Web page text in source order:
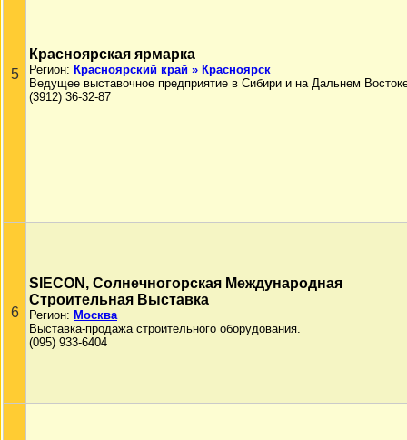
5
Красноярская ярмарка
Регион: Красноярский край » Красноярск
Ведущее выставочное предприятие в Сибири и на Дальнем
(3912) 36-32-87
6
SIECON, Солнечногорская Международная
Строительная Выставка
Регион: Москва
Выставка-продажа строительного оборудования.
(095) 933-6404